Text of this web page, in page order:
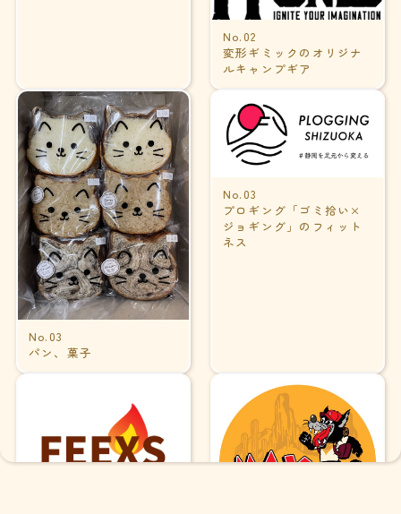
No.02
変形ギミックのオリジナ
ルキャンプギア
No.03
パン、菓子
No.03
プロギング「ゴミ拾い×
ジョギング」のフィット
ネス